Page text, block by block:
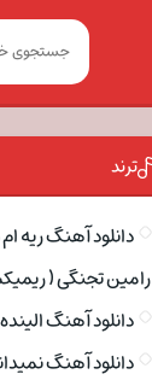
ترند
دانلود آهنگ ریه
رامین تجنگی (
دانلود آهنگ
دانلود آهنگ